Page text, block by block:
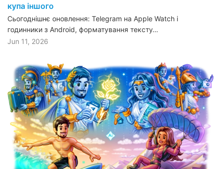
купа іншого
Сьогоднішнє оновлення: Telegram на Apple Watch і
годинники з Android, форматування тексту…
Jun 11, 2026